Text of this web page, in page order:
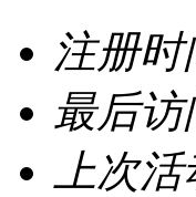
注册时
最后访
上次